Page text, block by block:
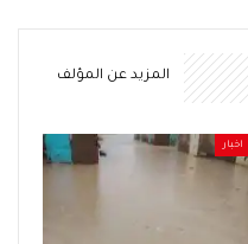
المزيد عن المؤلف
اخبار